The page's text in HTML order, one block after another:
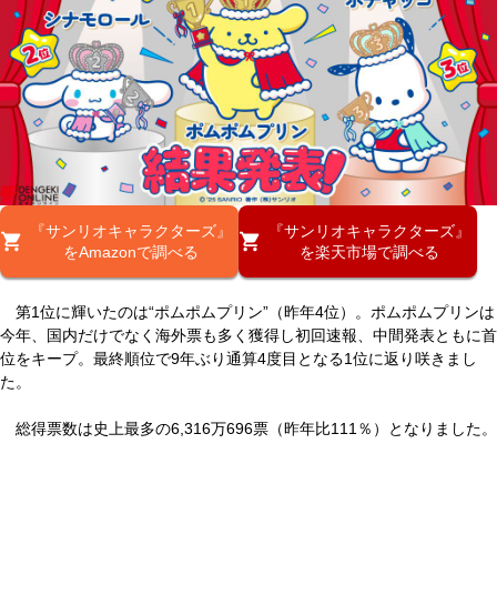
『サンリオキャラクターズ』
をAmazonで調べる
『サンリオキャラクターズ』
を楽天市場で調べる
第1位に輝いたのは“ポムポムプリン”（昨年4位）。ポムポムプリンは
今年、国内だけでなく海外票も多く獲得し初回速報、中間発表ともに首
位をキープ。最終順位で9年ぶり通算4度目となる1位に返り咲きまし
た。
総得票数は史上最多の6,316万696票（昨年比111％）となりました。